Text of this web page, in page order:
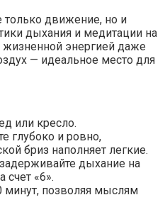
только движение, но и
дыхания и медитации на
энергией даже
— идеальное место для
или кресло.
глубоко и ровно,
бриз наполняет легкие.
дыхание на
счет «6».
минут, позволяя мыслям